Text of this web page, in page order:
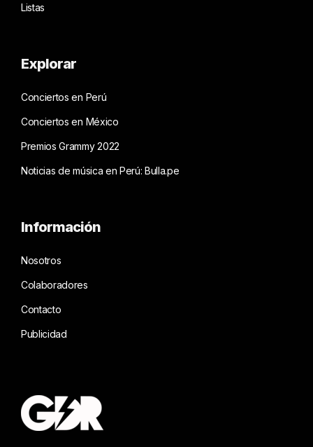
Listas
Explorar
Conciertos en Perú
Conciertos en México
Premios Grammy 2022
Noticias de música en Perú: Bulla.pe
Información
Nosotros
Colaboradores
Contacto
Publicidad